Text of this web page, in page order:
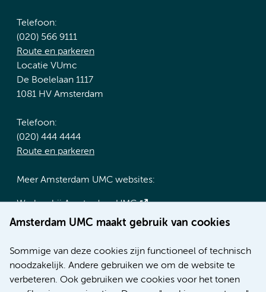
Amsterdam UMC maakt gebruik van cookies
Sommige van deze cookies zijn functioneel of technisch
noodzakelijk. Andere gebruiken we om de website te
verbeteren. Ook gebruiken we cookies voor het tonen
Telefoon:
(020) 566 9111
Route en parkeren
Locatie VUmc
De Boelelaan 1117
1081 HV Amsterdam
Telefoon:
(020) 444 4444
Route en parkeren
Meer Amsterdam UMC websites:
Werken bij Amsterdam UMC
Over Amsterdam UMC
Research
Educatie locatie AMC
Educatie locatie VUmc